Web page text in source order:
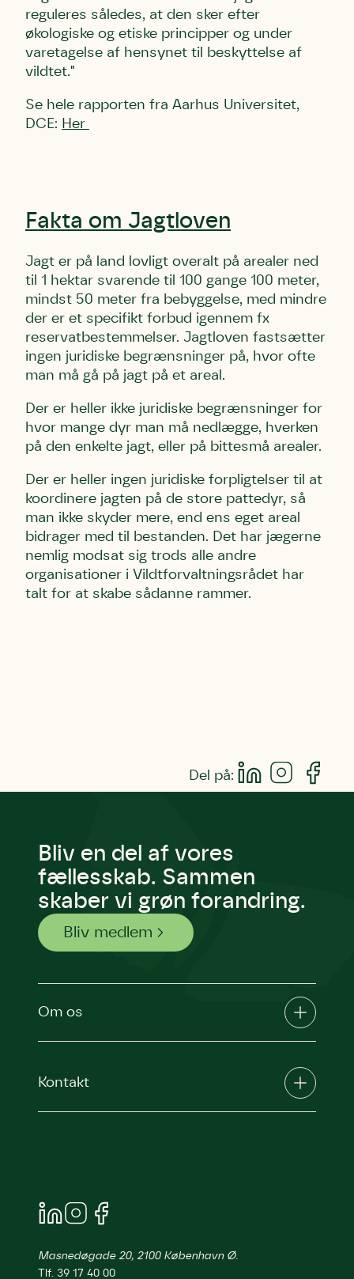
reguleres således, at den sker efter
økologiske og etiske principper og under
varetagelse af hensynet til beskyttelse af
vildtet."
Se hele rapporten fra Aarhus Universitet,
DCE: Her
Fakta om Jagtloven
Jagt er på land lovligt overalt på arealer ned
til 1 hektar svarende til 100 gange 100 meter,
mindst 50 meter fra bebyggelse, med mindre
der er et specifikt forbud igennem fx
reservatbestemmelser. Jagtloven fastsætter
ingen juridiske begrænsninger på, hvor ofte
man må gå på jagt på et areal .
Der er heller ikke juridiske begrænsninger for
hvor mange dyr man må nedlægge, hverken
på den enkelte jagt, eller på bittesmå arealer.
Der er heller ingen juridiske forpligtelser til at
koordinere jagten på de store pattedyr, så
man ikke skyder mere, end ens eget areal
bidrager med til bestanden. Det har jægerne
nemlig modsat sig trods alle andre
organisationer i Vildtforvaltningsrådet har
talt for at skabe sådanne rammer.
Del på:
Bliv en del af vores
fællesskab. Sammen
skaber vi grøn forandring.
Bliv medlem
Om os
Kontakt
Masnedøgade 20, 2100 København Ø.
Tlf. 39 17 40 00